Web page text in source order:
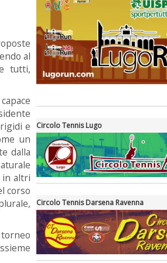
al
tutti,
e
un
dalla
in altri
corso
Circolo Tennis Lugo
Circolo Tennis Darsena Ravenna